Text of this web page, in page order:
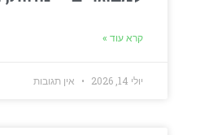
קרא עוד »
יולי 14, 2026 אין תגובות